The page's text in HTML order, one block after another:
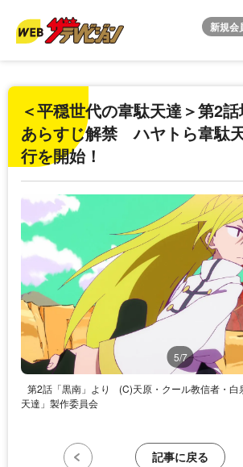
＜平穏世代の韋駄天達＞第2
あらすじ解禁 ハヤトら韋駄
行を開始！
5/7
第2話「黒南」より
(C)天原・クール教信者・
天達」製作委員会
記事に戻る